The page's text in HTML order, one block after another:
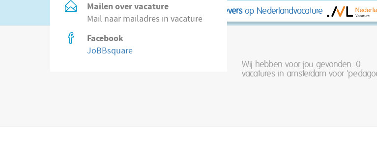
Of zoek in8.500 vacatures direct bij werkgeversop Nederlandvacature
Mailen over vacature
Mail naar mailadres in vacature
Facebook
JoBBsquare
Wij hebben voor jou gevonden: 0
vacatures in amsterdam voor